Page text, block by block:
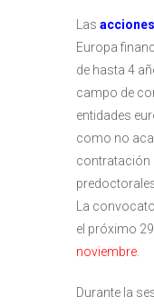
Las acciones
Europa
de hasta 4
campo de
entidades
como no
contratación
La
el próximo
noviembre.
Durante la